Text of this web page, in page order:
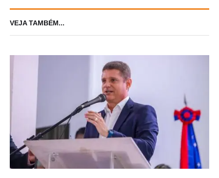
VEJA TAMBÉM...